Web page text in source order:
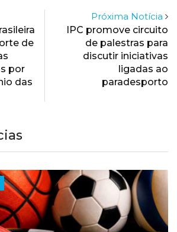
de
por
das
Próxima Notícia
IPC promove circuito
de palestras para
discutir iniciativas
ligadas ao
paradesporto